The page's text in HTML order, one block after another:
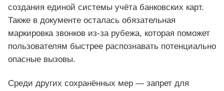
создания единой системы учёта банковских карт.
Также в документе осталась обязательная
маркировка звонков из‑за рубежа, которая поможет
пользователям быстрее распознавать потенциально
опасные вызовы.
Среди других сохранённых мер — запрет для